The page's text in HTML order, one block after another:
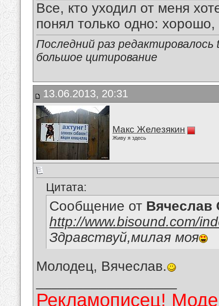
Все, кто уходил от меня
понял только одно:
Последний раз
большое цитирование
13.06.2013, 20:31
Макс Железякин
Живу я здесь
Цитата:
Сообщение от Вячеслав
http://www.bisound.com/
Здравствуй,милая моя
Молодец, Вячеслав.
Рекламописец!